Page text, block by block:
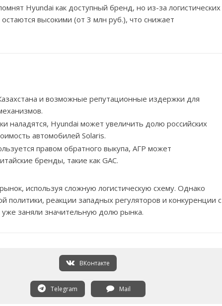
Hyundai как доступный бренд, но из-за логистических
высокими (от 3 млн руб.), что снижает
и возможные репутационные издержки для
наладятся, Hyundai может увеличить долю российских
автомобилей Solaris.
правом обратного выкупа, АГР может
бренды, такие как GAC.
используя сложную логистическую схему. Однако
политики, реакции западных регуляторов и конкуренции с
заняли значительную долю рынка.
ВКонтакте
Telegram Mail